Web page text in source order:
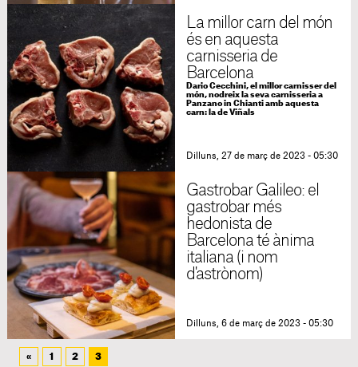
La millor carn del món
és en aquesta
carnisseria de
Barcelona
Dario Cecchini, el millor carnisser del
món, nodreix la seva carnisseria a
Panzano in Chianti amb aquesta
carn: la de Viñals
Dilluns, 27 de març de 2023 - 05:30
Gastrobar Galileo: el
gastrobar més
hedonista de
Barcelona té ànima
italiana (i nom
d'astrònom)
Dilluns, 6 de març de 2023 - 05:30
« 1 2 3